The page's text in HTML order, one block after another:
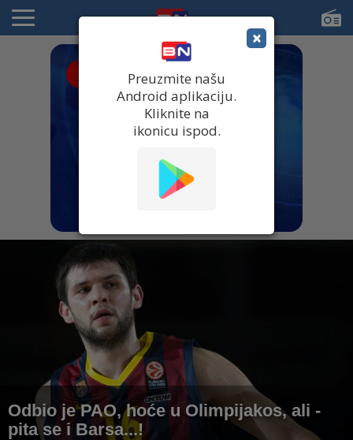
Odbio je PAO, hoće u Olimpijakos, ali -
pita se i Barsa...!
×
Preuzmite našu
Android aplikaciju.
Kliknite na
ikonicu ispod.